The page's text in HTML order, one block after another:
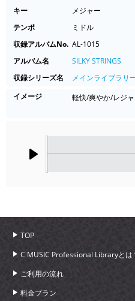
キー
メジャー
テンポ
ミドル
収録アルバムNo. AL-1015
アルバム名
SILKY STRINGS
収録シリーズ名
メインライブラリ
イメージ
軽快/爽やか/レジ
TOP
C MUSIC Professional Libraryとは
ご利用の流れ
料金プラン